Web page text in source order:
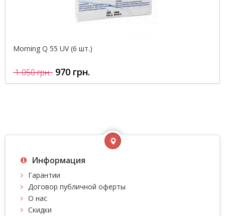
Morning Q 55 UV (6 шт.)
1 050 грн. 970 грн.
Информация
Гарантии
Договор публичной оферты
О нас
Скидки